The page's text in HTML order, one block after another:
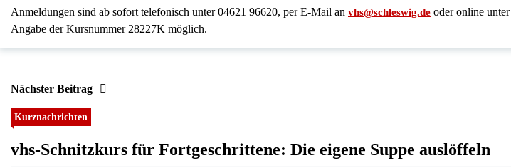
Anmeldungen sind ab sofort telefonisch unter 04621 96620, per E-Mail an vhs@schleswig.de oder online unter
Angabe der Kursnummer 28227K möglich.
Nächster Beitrag
Kurznachrichten
vhs-Schnitzkurs für Fortgeschrittene: Die eigene Suppe auslöffeln